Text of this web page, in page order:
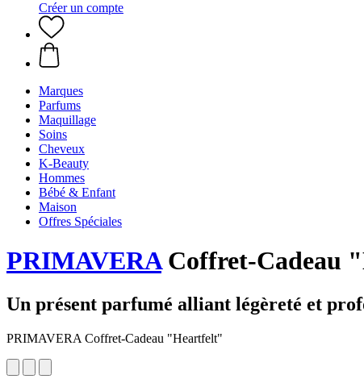
Créer un compte
Marques
Parfums
Maquillage
Soins
Cheveux
K-Beauty
Hommes
Bébé & Enfant
Maison
Offres Spéciales
PRIMAVERACoffret-Cadeau
Un présent parfumé alliant légèreté et
PRIMAVERA Coffret-Cadeau "Heartfelt"